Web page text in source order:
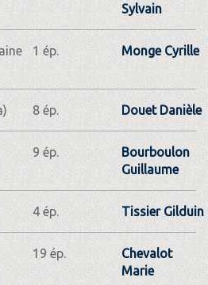
Sylvain
1 ép. Monge Cyrille
8 ép. Douet Danièle
9 ép.
Bourboulon
Guillaume
4 ép. Tissier Gilduin
19 ép.
Chevalot
Marie